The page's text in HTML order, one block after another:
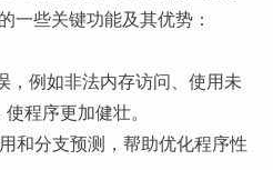
一些关键功能及其优势：
，例如非法内存访问、使用未
程序更加健壮。
和分支预测，帮助优化程序性